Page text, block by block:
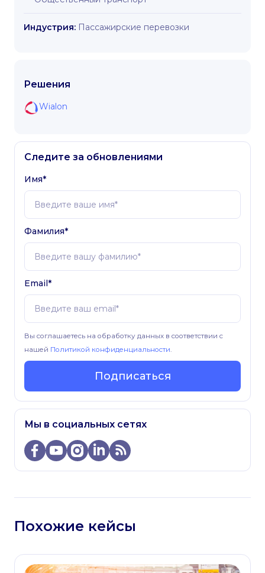
Индустрия: Пассажирские перевозки
Решения
Wialon
Следите за обновлениями
Имя*
Фамилия*
Email*
Вы соглашаетесь на обработку данных в соответствии с
нашей Политикой конфиденциальности.
Подписаться
Мы в социальных сетях
Похожие кейсы